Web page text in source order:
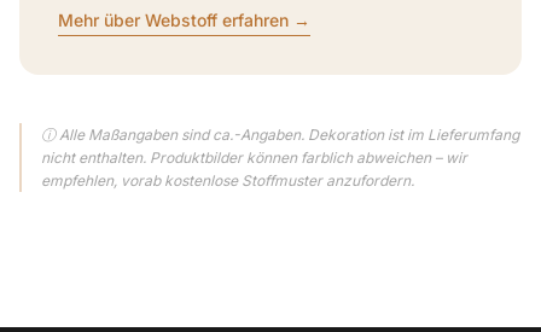
Mehr über Webstoff erfahren →
ⓘ Alle Maßangaben sind ca.-Angaben. Dekoration ist im Lieferumfang
nicht enthalten. Produktbilder können farblich abweichen – wir
empfehlen, vorab kostenlose Stoffmuster anzufordern.